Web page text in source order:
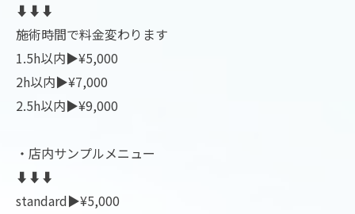
⬇︎⬇︎⬇︎
施術時間で料金変わります
1.5h以内▶︎¥5,000
2h以内▶︎¥7,000
2.5h以内▶︎¥9,000
・店内サンプルメニュー
⬇︎⬇︎⬇︎
standard▶︎¥5,000